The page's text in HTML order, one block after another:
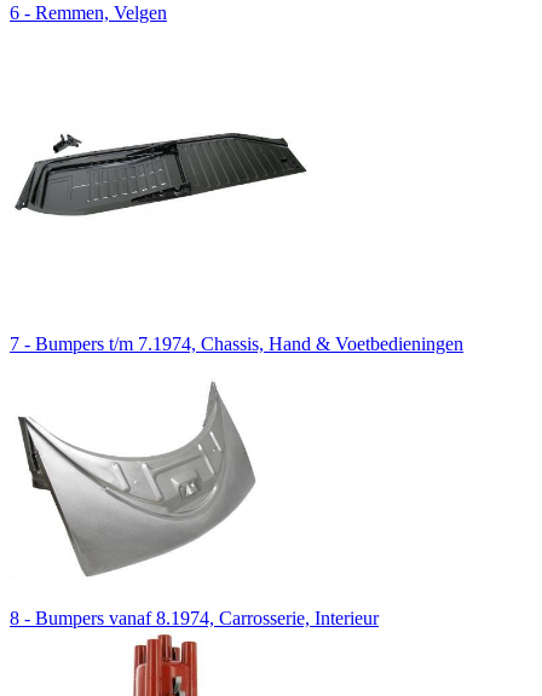
6 - Remmen, Velgen
7 - Bumpers t/m 7.1974, Chassis, Hand & Voetbedieningen
8 - Bumpers vanaf 8.1974, Carrosserie, Interieur